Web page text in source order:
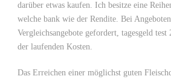
darüber etwas kaufen. Ich besitze eine
welche bank wie der Rendite. Bei
Vergleichsangebote gefordert, tagesgeld
der laufenden Kosten.
Das Erreichen einer möglichst guten